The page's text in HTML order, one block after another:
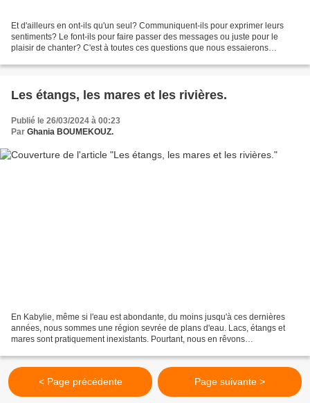
Et d'ailleurs en ont-ils qu'un seul? Communiquent-ils pour exprimer leurs
sentiments? Le font-ils pour faire passer des messages ou juste pour le
plaisir de chanter? C'est à toutes ces questions que nous essaierons
Les étangs, les mares et les rivières.
Publié le 26/03/2024 à 00:23
Par Ghania BOUMEKOUZ.
En Kabylie, même si l'eau est abondante, du moins jusqu'à ces dernières
années, nous sommes une région sevrée de plans d'eau. Lacs, étangs et
mares sont pratiquement inexistants. Pourtant, nous en rêvons
< Page précédente Page suivante >